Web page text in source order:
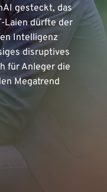
gesteckt, das
Laien dürfte der
Intelligenz
disruptives
für Anleger die
Megatrend